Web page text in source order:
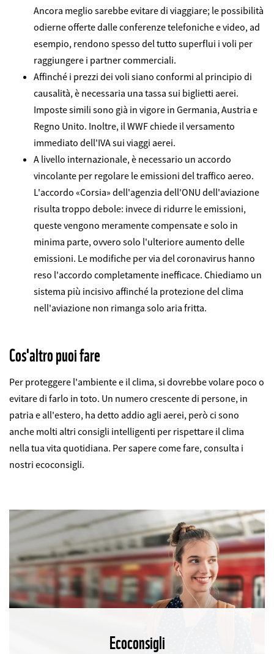
Ancora meglio sarebbe evitare di viaggiare; le possibilità
odierne offerte dalle conferenze telefoniche e video, ad
esempio, rendono spesso del tutto superflui i voli per
raggiungere i partner commerciali.
Affinché i prezzi dei voli siano conformi al principio di
causalità, è necessaria una tassa sui biglietti aerei.
Imposte simili sono già in vigore in Germania, Austria e
Regno Unito. Inoltre, il WWF chiede il versamento
immediato dell'IVA sui viaggi aerei.
A livello internazionale, è necessario un accordo
vincolante per regolare le emissioni del traffico aereo.
L'accordo «Corsia» dell'agenzia dell'ONU dell'aviazione
risulta troppo debole: invece di ridurre le emissioni,
queste vengono meramente compensate e solo in
minima parte, ovvero solo l'ulteriore aumento delle
emissioni. Le modifiche per via del coronavirus hanno
reso l'accordo completamente inefficace. Chiediamo un
sistema più incisivo affinché la protezione del clima
nell'aviazione non rimanga solo aria fritta.
Cos'altro puoi fare
Per proteggere l'ambiente e il clima, si dovrebbe volare poco o
evitare di farlo in toto. Un numero crescente di persone, in
patria e all'estero, ha detto addio agli aerei, però ci sono
anche molti altri consigli intelligenti per rispettare il clima
nella tua vita quotidiana. Per sapere come fare, consulta i
nostri ecoconsigli.
Ecoconsigli